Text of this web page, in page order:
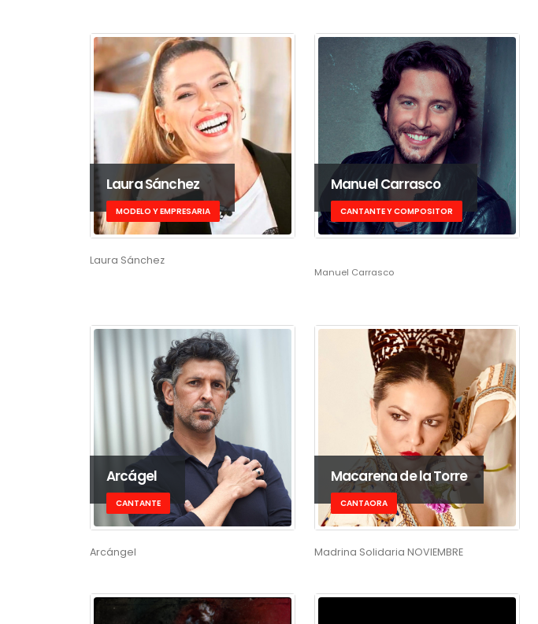
Laura Sánchez
MODELO Y EMPRESARIA
Laura Sánchez
Manuel Carrasco
CANTANTE Y COMPOSITOR
Manuel Carrasco
Arcágel
CANTANTE
Arcángel
Macarena de la Torre
CANTAORA
Madrina Solidaria NOVIEMBRE